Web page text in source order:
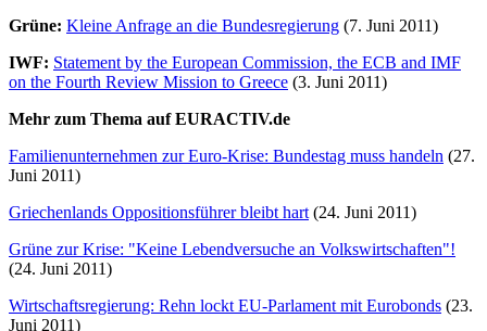
Grüne: Kleine Anfrage an die Bundesregierung (7. Juni 2011)
IWF: Statement by the European Commission, the ECB and IMF
on the Fourth Review Mission to Greece (3. Juni 2011)
Mehr zum Thema auf EURACTIV.de
Familienunternehmen zur Euro-Krise: Bundestag muss handeln (27.
Juni 2011)
Griechenlands Oppositionsführer bleibt hart (24. Juni 2011)
Grüne zur Krise: "Keine Lebendversuche an Volkswirtschaften"!
(24. Juni 2011)
Wirtschaftsregierung: Rehn lockt EU-Parlament mit Eurobonds (23.
Juni 2011)